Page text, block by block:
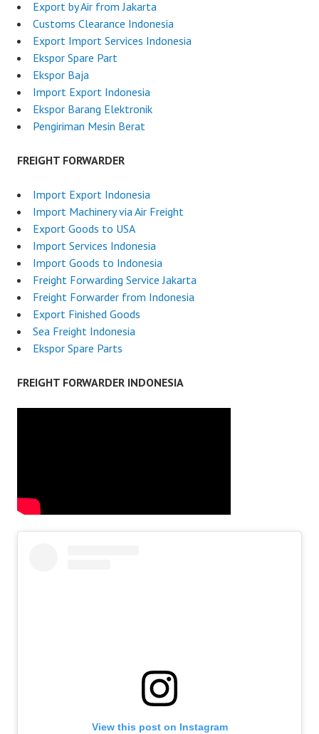
Export by Air from Jakarta
Customs Clearance Indonesia
Export Import Services Indonesia
Ekspor Spare Part
Ekspor Baja
Import Export Indonesia
Ekspor Barang Elektronik
Pengiriman Mesin Berat
FREIGHT FORWARDER
Import Export Indonesia
Import Machinery via Air Freight
Export Goods to USA
Import Services Indonesia
Import Goods to Indonesia
Freight Forwarding Service Jakarta
Freight Forwarder from Indonesia
Export Finished Goods
Sea Freight Indonesia
Ekspor Spare Parts
FREIGHT FORWARDER INDONESIA
View this post on Instagram